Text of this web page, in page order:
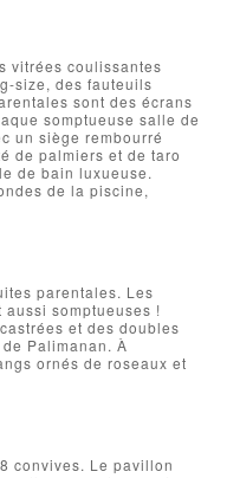
vitrées coulissantes
size, des fauteuils
sont des écrans
somptueuse salle de
un siège rembourré
de palmiers et de taro
de bain luxueuse.
de la piscine,
parentales. Les
somptueuses !
et des doubles
Palimanan. À
ornés de roseaux et
convives. Le pavillon